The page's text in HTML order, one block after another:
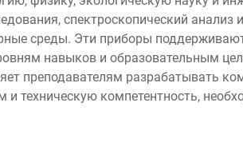
спектроскопический анализ
среды. Эти приборы
навыков и образовательным
преподавателям разрабатывать
техническую компетентность,